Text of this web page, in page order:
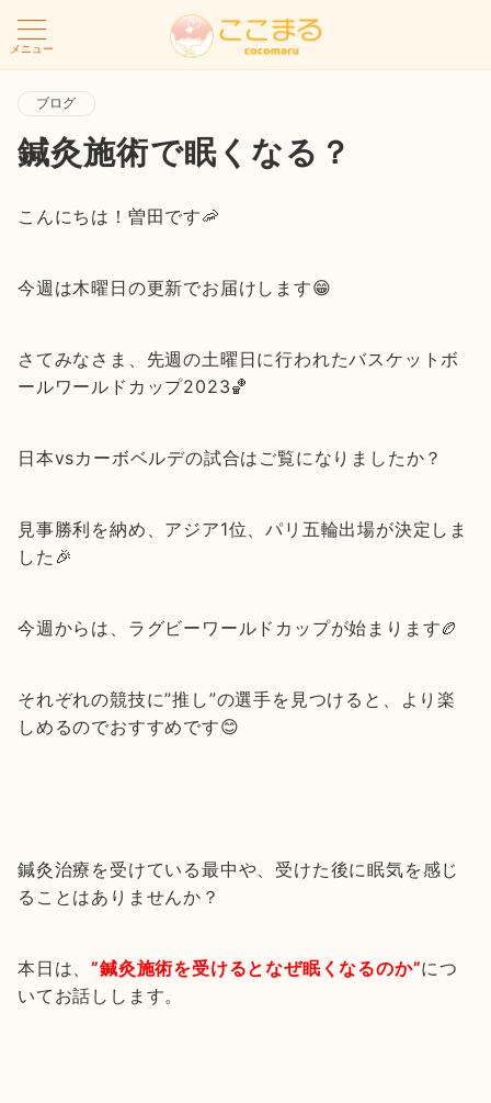
メニュー
ブログ
鍼灸施術で眠くなる？
こんにちは！曽田です🦐
今週は木曜日の更新でお届けします😁
さてみなさま、先週の土曜日に行われたバスケットボ
ールワールドカップ2023🏀
日本vsカーボベルデの試合はご覧になりましたか？
見事勝利を納め、アジア1位、パリ五輪出場が決定しま
した🎉
今週からは、ラグビーワールドカップが始まります🏉
それぞれの競技に”推し”の選手を見つけると、より楽
しめるのでおすすめです😊
鍼灸治療を受けている最中や、受けた後に眠気を感じ
ることはありませんか？
本日は、”鍼灸施術を受けるとなぜ眠くなるのか”につ
いてお話しします。